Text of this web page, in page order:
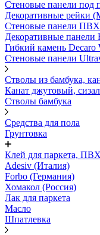
Стеновые панели под
Декоративные рейки
Стеновые панели
Декоративные
Гибкий камень
Стеновые панели
Стволы из бамбука,
Канат джутовый,
Стволы бамбука
Средства для пола
Грунтовка
Клей для паркета,
Adesiv (Италия)
Forbo (Германия)
Хомакол (Россия)
Лак для паркета
Масло
Шпатлевка